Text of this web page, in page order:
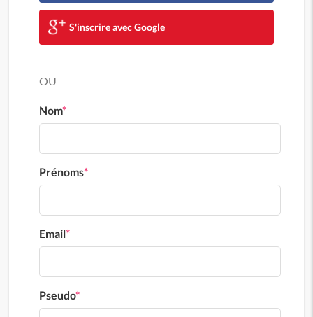
S'inscrire avec Google
OU
Nom*
Prénoms*
Email*
Pseudo*